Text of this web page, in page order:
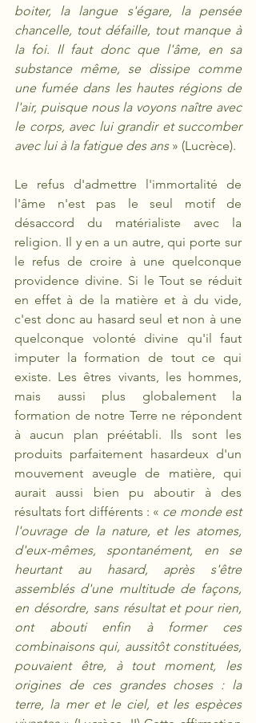
boiter, la langue s'égare, la pensée
chancelle, tout défaille, tout manque à
la foi. Il faut donc que l'âme, en sa
substance même, se dissipe comme
une fumée dans les hautes régions de
l'air, puisque nous la voyons naître avec
le corps, avec lui grandir et succomber
avec lui à la fatigue des ans » (Lucrèce).
Le refus d'admettre l'immortalité de
l'âme n'est pas le seul motif de
désaccord du matérialiste avec la
religion. Il y en a un autre, qui porte sur
le refus de croire à une quelconque
providence divine. Si le Tout se réduit
en effet à de la matière et à du vide,
c'est donc au hasard seul et non à une
quelconque volonté divine qu'il faut
imputer la formation de tout ce qui
existe. Les êtres vivants, les hommes,
mais aussi plus globalement la
formation de notre Terre ne répondent
à aucun plan préétabli. Ils sont les
produits parfaitement hasardeux d'un
mouvement aveugle de matière, qui
aurait aussi bien pu aboutir à des
résultats fort différents : « ce monde est
l'ouvrage de la nature, et les atomes,
d'eux-mêmes, spontanément, en se
heurtant au hasard, après s'être
assemblés d'une multitude de façons,
en désordre, sans résultat et pour rien,
ont abouti enfin à former ces
combinaisons qui, aussitôt constituées,
pouvaient être, à tout moment, les
origines de ces grandes choses : la
terre, la mer et le ciel, et les espèces